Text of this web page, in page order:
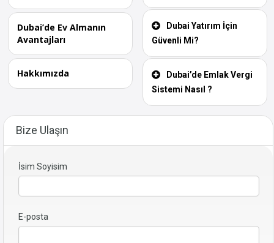
Dubai’de Ev Almanın
Avantajları
Hakkımızda
Dubai Yatırım İçin
Güvenli Mi?
Dubai’de Emlak Vergi
Sistemi Nasıl ?
Bize Ulaşın
İsim Soyisim
E-posta